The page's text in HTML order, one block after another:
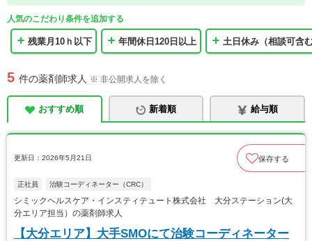
人気のこだわり条件を追加する
残業月10ｈ以下 年間休日120日以上 土日休み（相談可含
5 件の薬剤師求人 ※ 非公開求人を除く
おすすめ順 新着順 給与順
更新日：2026年5月21日 保存する
正社員 治験コーディネーター（CRC）
シミックヘルスケア・インスティテュート株式会社 大分ステーション(大
分エリア担当）の薬剤師求人
【大分エリア】大手SMOにて治験コーディネーター